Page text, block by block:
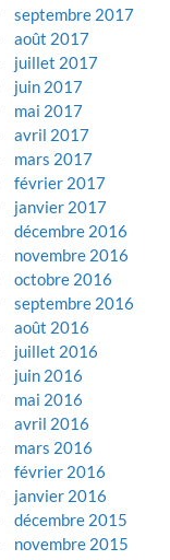
septembre 2017
août 2017
juillet 2017
juin 2017
mai 2017
avril 2017
mars 2017
février 2017
janvier 2017
décembre 2016
novembre 2016
octobre 2016
septembre 2016
août 2016
juillet 2016
juin 2016
mai 2016
avril 2016
mars 2016
février 2016
janvier 2016
décembre 2015
novembre 2015